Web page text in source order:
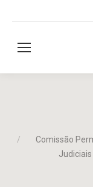
Comissão
Judiciais